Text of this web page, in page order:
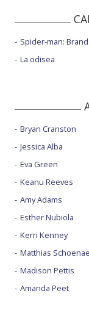
Spider-man:
La odisea
Bryan Cranston
Jessica Alba
Eva Green
Keanu Reeves
Amy Adams
Esther Nubiola
Kerri Kenney
Matthias
Madison Pettis
Amanda Peet